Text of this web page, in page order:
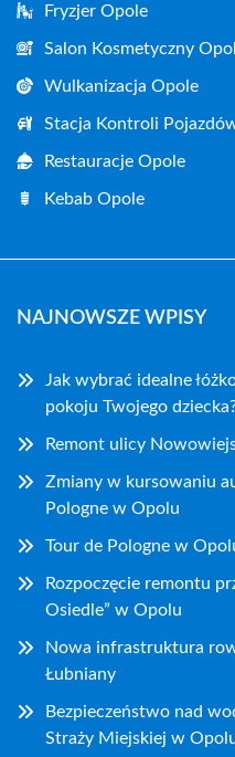
Fryzjer Opole
Salon Kosmetyczny
Wulkanizacja Opole
Stacja Kontroli
Restauracje Opole
Kebab Opole
NAJNOWSZE WPISY
Jak wybrać idealne
pokoju Twojego
Remont ulicy
Zmiany w kursowaniu
Pologne w Opolu
Tour de Pologne w
Rozpoczęcie remontu
Osiedle” w Opolu
Nowa infrastruktura
Łubniany
Bezpieczeństwo nad
Straży Miejskiej w